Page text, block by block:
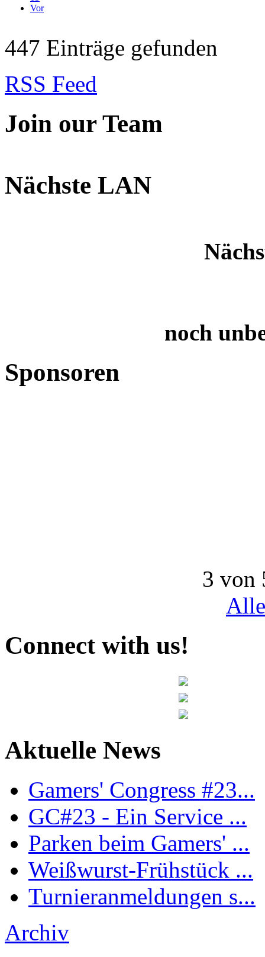
Vor
447 Einträge gefunden
RSS Feed
Join our Team
Nächste LAN
noch
Sponsoren
3 von
Connect with us!
Aktuelle News
Gamers' Congress #23...
GC#23 - Ein Service ...
Parken beim Gamers' ...
Weißwurst-Frühstück ...
Turnieranmeldungen s...
Archiv